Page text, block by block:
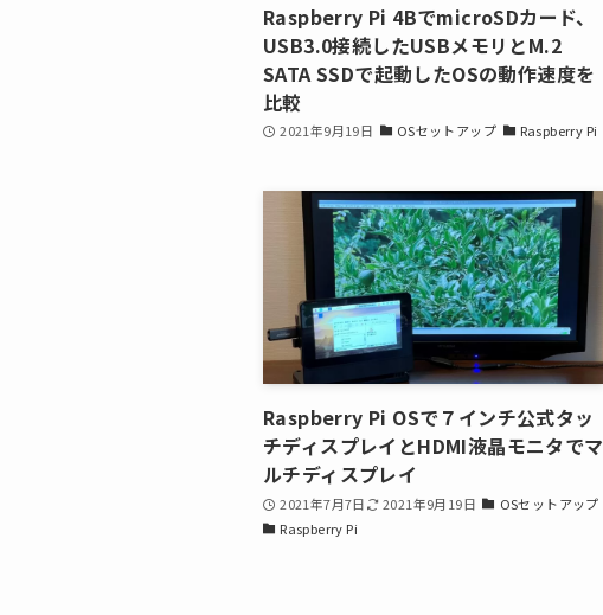
Raspberry Pi 4BでmicroSDカード、
USB3.0接続したUSBメモリとM.2
SATA SSDで起動したOSの動作速度を
比較
2021年9月19日 OSセットアップ Raspberry Pi
Raspberry Pi OSで７インチ公式タッ
チディスプレイとHDMI液晶モニタでマ
ルチディスプレイ
2021年7月7日 2021年9月19日
OSセットアップ
Raspberry Pi